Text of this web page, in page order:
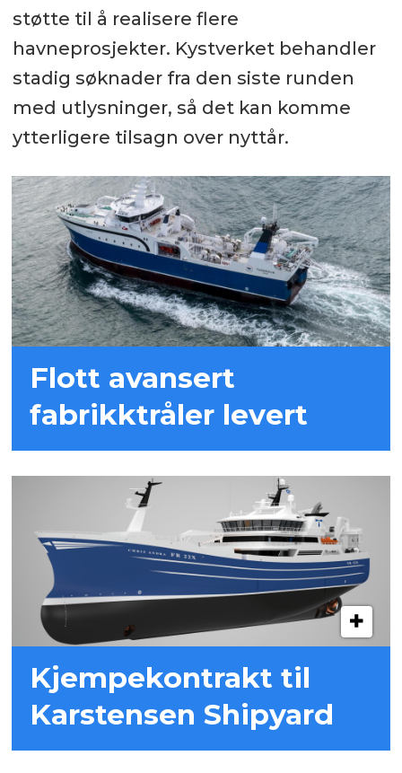
støtte til å realisere flere
havneprosjekter. Kystverket behandler
stadig søknader fra den siste runden
med utlysninger, så det kan komme
ytterligere tilsagn over nyttår.
Flott avansert
fabrikktråler levert
Kjempekontrakt til
Karstensen Shipyard